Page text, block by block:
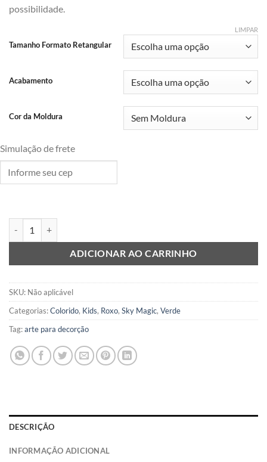
possibilidade.
Tamanho Formato Retangular
Acabamento
Cor da Moldura
LIMPAR
Simulação de frete
ADICIONAR AO CARRINHO
SKU: Não aplicável
Categorias:Colorido, Kids, Roxo, Sky Magic, Verde
Tag:arte para decorção
DESCRIÇÃO
INFORMAÇÃO ADICIONAL